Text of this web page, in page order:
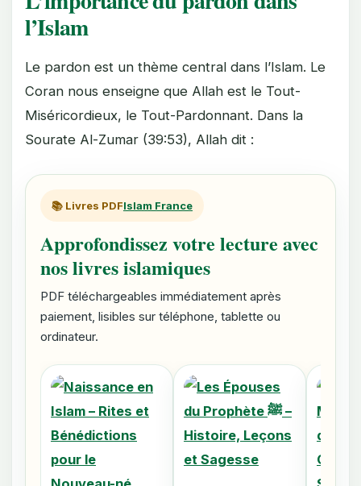
l’Islam
Le pardon est un thème central dans l’Islam. Le
Coran nous enseigne que Allah est le Tout-
Miséricordieux, le Tout-Pardonnant. Dans la
Sourate Al-Zumar (39:53), Allah dit :
📚 Livres PDFIslam France
Approfondissez votre lecture avec
nos livres islamiques
PDF téléchargeables immédiatement après
paiement, lisibles sur téléphone, tablette ou
ordinateur.